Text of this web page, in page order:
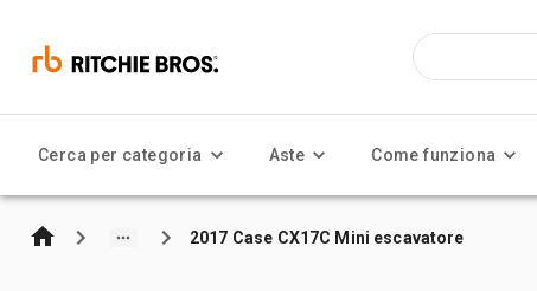
Cerca per categoria Aste Come funziona
2017 Case CX17C Mini escavatore